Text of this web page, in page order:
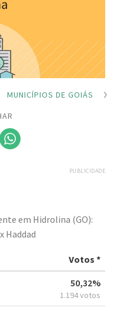
MUNICÍPIOS DE GOIÁS
PUBLICIDADE
em Hidrolina (GO):
Haddad
Votos *
50,32%
1.194 votos